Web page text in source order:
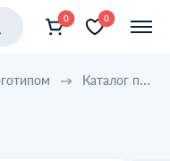
0 0
Каталог продукции